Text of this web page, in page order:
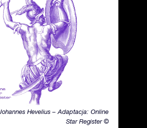
Hevelius – Adaptacja: Online
Star Register ©